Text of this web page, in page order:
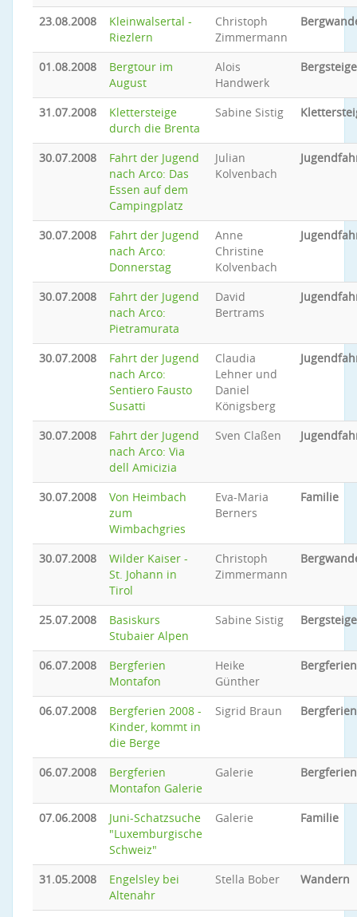
23.08.2008
Kleinwalsertal -
Riezlern
Christoph
Zimmermann
01.08.2008
Bergtour im
August
Alois
Handwerk
31.07.2008
Klettersteige
durch die Brenta
Sabine Sistig
30.07.2008
Fahrt der Jugend
nach Arco: Das
Essen auf dem
Campingplatz
Julian
Kolvenbach
30.07.2008
Fahrt der Jugend
nach Arco:
Donnerstag
Anne
Christine
Kolvenbach
30.07.2008
Fahrt der Jugend
nach Arco:
Pietramurata
David
Bertrams
30.07.2008
Fahrt der Jugend
nach Arco:
Sentiero Fausto
Susatti
Claudia
Lehner und
Daniel
Königsberg
30.07.2008
Fahrt der Jugend
nach Arco: Via
dell Amicizia
Sven Claßen
30.07.2008
Von Heimbach
zum
Wimbachgries
Eva-Maria
Berners
Familie
30.07.2008
Wilder Kaiser -
St. Johann in
Tirol
Christoph
Zimmermann
25.07.2008
Basiskurs
Stubaier Alpen
Sabine Sistig
06.07.2008
Bergferien
Montafon
Heike
Günther
Bergferien
06.07.2008
Bergferien 2008 -
Kinder, kommt in
die Berge
Sigrid Braun Bergferien
06.07.2008
Bergferien
Montafon Galerie
Galerie Bergferien
07.06.2008
Juni-Schatzsuche
"Luxemburgische
Schweiz"
Galerie Familie
31.05.2008
Engelsley bei
Altenahr
Stella Bober Wandern